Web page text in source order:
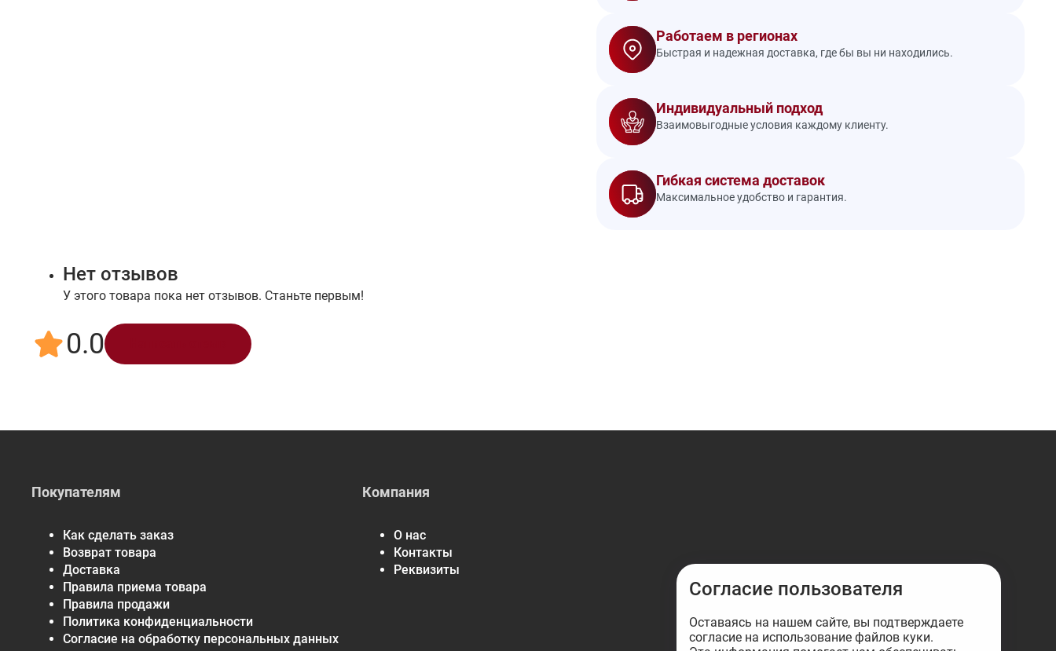
Работаем в регионах
Быстрая и надежная доставка, где бы вы ни находились.
Индивидуальный подход
Взаимовыгодные условия каждому клиенту.
Гибкая система доставок
Максимальное удобство и гарантия.
Нет отзывов
У этого товара пока нет отзывов. Станьте первым!
0.0
Покупателям
Как сделать заказ
Возврат товара
Доставка
Правила приема товара
Правила продажи
Политика конфиденциальности
Согласие на обработку персональных данных
Компания
О нас
Контакты
Реквизиты
Согласие пользователя
Оставаясь на нашем сайте, вы подтверждаете
согласие на использование файлов куки.